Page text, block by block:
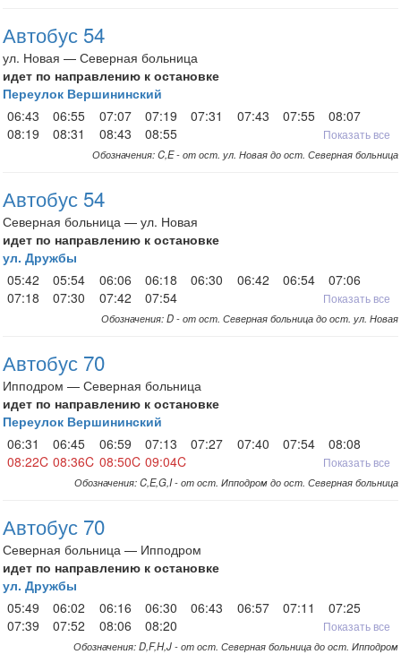
Автобус 54
ул. Новая — Северная больница
идет по направлению к остановке
Переулок Вершининский
06:43
06:55 07:07 07:19 07:31 07:43 07:55
08:07
08:19
08:31 08:43 08:55 Показать все
Обозначения: C,E - от ост. ул. Новая до ост. Северная больница
Автобус 54
Северная больница — ул. Новая
идет по направлению к остановке
ул. Дружбы
05:42
05:54 06:06 06:18 06:30 06:42 06:54
07:06
07:18
07:30 07:42 07:54 Показать все
Обозначения: D - от ост. Северная больница до ост. ул. Новая
Автобус 70
Ипподром — Северная больница
идет по направлению к остановке
Переулок Вершининский
06:31
06:45 06:59 07:13 07:27 07:40 07:54
08:08
08:22C 08:36C 08:50C 09:04C Показать все
Обозначения: C,E,G,I - от ост. Ипподром до ост. Северная больница
Автобус 70
Северная больница — Ипподром
идет по направлению к остановке
ул. Дружбы
05:49
06:02 06:16 06:30 06:43 06:57 07:11
07:25
07:39
07:52 08:06 08:20 Показать все
Обозначения: D,F,H,J - от ост. Северная больница до ост. Ипподром